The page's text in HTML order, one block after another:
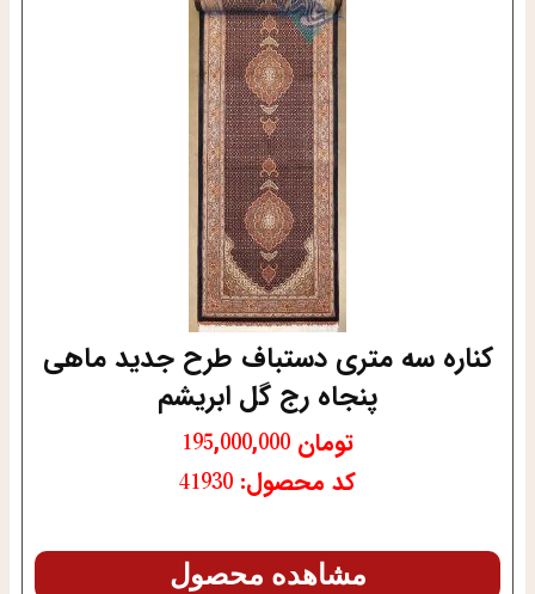
کناره سه متری دستباف طرح جدید ماهی
پنجاه رج گل ابریشم
تومان
کد محصول: 41930
مشاهده محصول